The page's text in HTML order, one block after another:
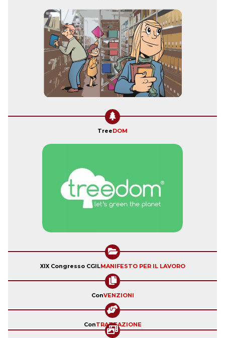
TreeDOM
XIX Congresso CGILMANIFESTO PER IL LAVORO
ConVENZIONI
ConTRATTAZIONE